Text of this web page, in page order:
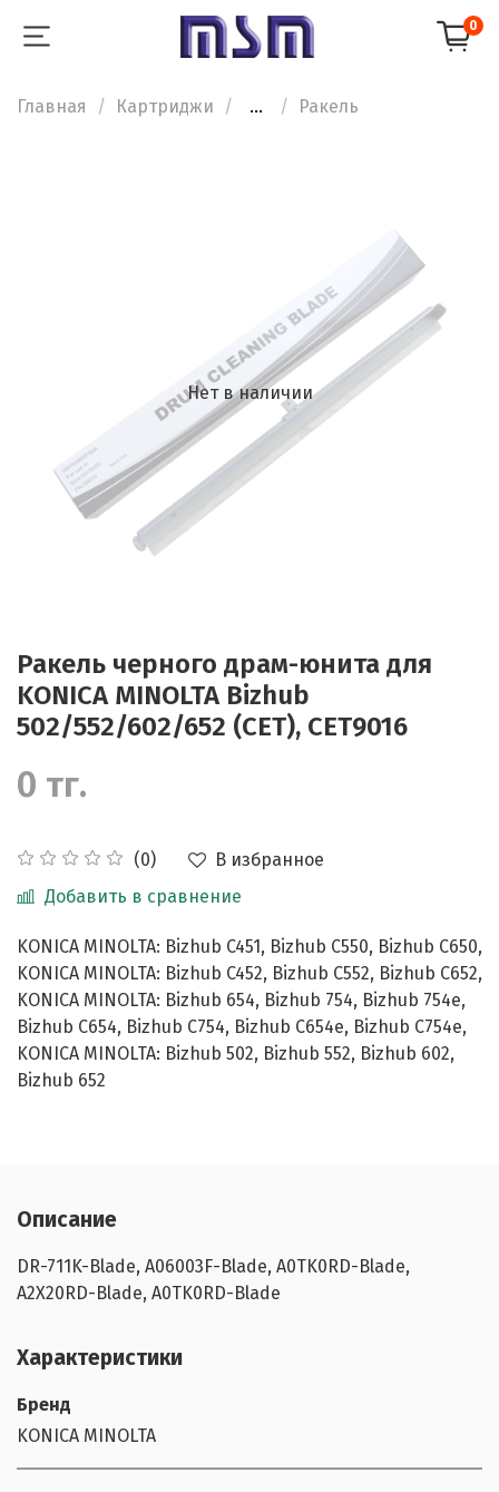
0
Главная Картриджи ... Ракель
Нет в наличии
Ракель черного драм-юнита для
KONICA MINOLTA Bizhub
502/552/602/652 (CET), CET9016
(0)
В избранное
Добавить в сравнение
0 тг.
KONICA MINOLTA: Bizhub C451, Bizhub C550, Bizhub C650,
KONICA MINOLTA: Bizhub C452, Bizhub C552, Bizhub C652,
KONICA MINOLTA: Bizhub 654, Bizhub 754, Bizhub 754e,
Bizhub C654, Bizhub C754, Bizhub C654e, Bizhub C754e,
KONICA MINOLTA: Bizhub 502, Bizhub 552, Bizhub 602,
Bizhub 652
Описание
DR-711K-Blade, A06003F-Blade, A0TK0RD-Blade,
A2X20RD-Blade, A0TK0RD-Blade
Характеристики
Бренд
KONICA MINOLTA